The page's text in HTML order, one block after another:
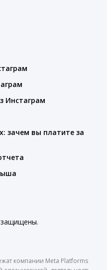
Инстаграм
зачем вы платите за
защищены.
компании Meta Platforms